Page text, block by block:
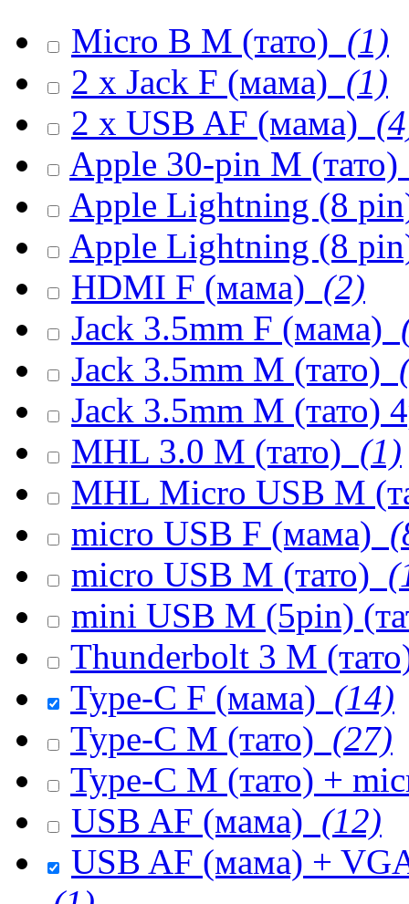
Micro B M (тато) (1)
2 x Jack F (мама) (1)
2 x USB AF (мама)
Apple 30-pin M (тато)
Apple Lightning (8
Apple Lightning (8
HDMI F (мама) (2)
Jack 3.5mm F (мама)
Jack 3.5mm M (тато)
Jack 3.5mm M (тато)
MHL 3.0 M (тато) (1)
MHL Micro USB M
micro USB F (мама)
micro USB M (тато)
mini USB M (5pin)
Thunderbolt 3 M
Type-C F (мама) (14)
Type-C M (тато) (27)
Type-C M (тато) +
USB AF (мама) (12)
USB AF (мама) +